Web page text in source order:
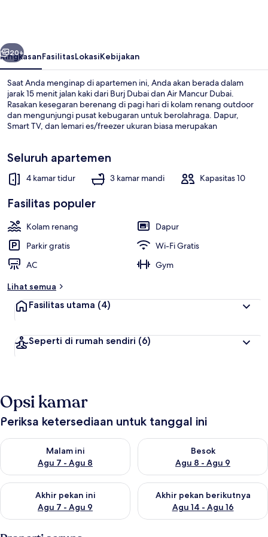
Khalifa
&
Fountain
view
Penthouse Eksklusif, 4 kamar tidur |
Berikutnya
20+
RingkasanFasilitasLokasiKebijakan
Saat Anda menginap di apartemen ini, Anda akan berada dalam
jarak 15 menit jalan kaki dari Burj Dubai dan Air Mancur Dubai.
Rasakan kesegaran berenang di pagi hari di kolam renang outdoor
dan mengunjungi pusat kebugaran untuk berolahraga. Dapur,
Smart TV, dan lemari es/freezer ukuran biasa merupakan
Stasiun Tram Dubai Trolley Station 2 berjarak 6 menit.
Seluruh apartemen
4 kamar tidur 3 kamar mandi Kapasitas 10
Fasilitas populer
Kolam renang
Dapur
Parkir gratis
Wi-Fi Gratis
AC
Gym
Lihat semua
Fasilitas utama (4)
Seperti di rumah sendiri (6)
Opsi kamar
Periksa ketersediaan untuk tanggal ini
Malam ini
Agu 7 - Agu 8
Periksa ketersediaan untuk malam ini Agu 7 - Agu 8
Besok
Agu 8 - Agu 9
Periksa ketersediaan untuk
Akhir pekan ini
Agu 7 - Agu 9
Periksa ketersediaan untuk akhir pekan ini Agu 7 - Agu 9
Akhir pekan berikutnya
Agu 14 - Agu 16
Periksa ketersediaan untuk